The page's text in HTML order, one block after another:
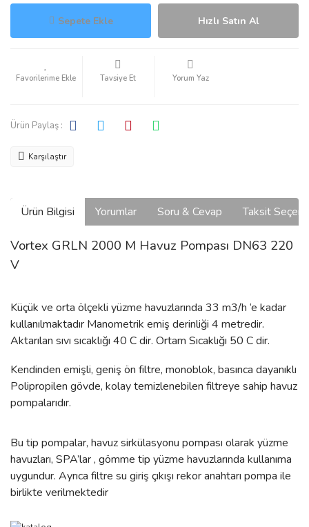
Sepete Ekle Hızlı Satın Al
Tavsiye Et Yorum Yaz
Ürün Paylaş :
Karşılaştır
Ürün Bilgisi Yorumlar Soru & Cevap Taksit
Vortex GRLN 2000 M Havuz Pompası DN63 220
V
Küçük ve orta ölçekli yüzme havuzlarında 33 m3/h ‘e kadar
kullanılmaktadır Manometrik emiş derinliği 4 metredir.
Aktarılan sıvı sıcaklığı 40 C dir. Ortam Sıcaklığı 50 C dir.
Kendinden emişli, geniş ön filtre, monoblok, basınca dayanıklı
Polipropilen gövde, kolay temizlenebilen filtreye sahip havuz
pompalarıdır.
Bu tip pompalar, havuz sirkülasyonu pompası olarak yüzme
havuzları, SPA’lar , gömme tip yüzme havuzlarında kullanıma
uygundur. Ayrıca filtre su giriş çıkışı rekor anahtarı pompa ile
birlikte verilmektedir